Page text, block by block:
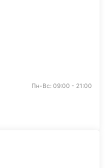
Пн-Вс: 09:00 - 21:00